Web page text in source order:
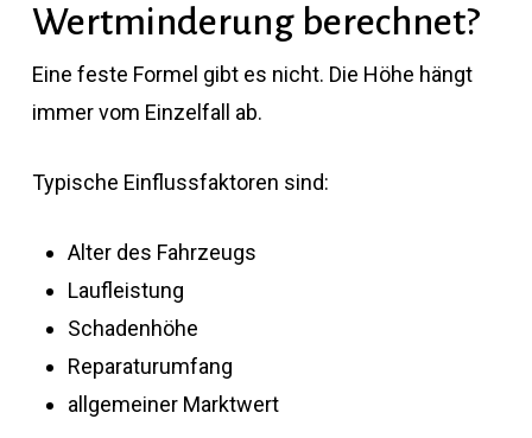
Wertminderung berechnet?
Eine feste Formel gibt es nicht. Die Höhe hängt
immer vom Einzelfall ab.
Typische Einflussfaktoren sind:
Alter des Fahrzeugs
Laufleistung
Schadenhöhe
Reparaturumfang
allgemeiner Marktwert